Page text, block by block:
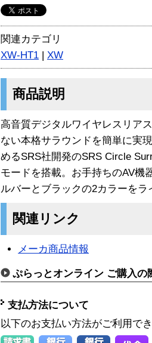
関連カテゴリ
XW-HT1 | XW
商品説明
高音質デジタルワイヤレスリア
ない本格サラウンドを簡単に実
めるSRS社開発のSRS Circle
モードを搭載。お手持ちのAV機
ルバーとブラックの2カラーをラ
関連リンク
メーカ商品情報
ぷらっとオンライン ご購入の
支払方法について
以下のお支払い方法がご利用で